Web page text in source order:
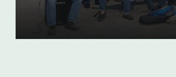
06 januari 2025